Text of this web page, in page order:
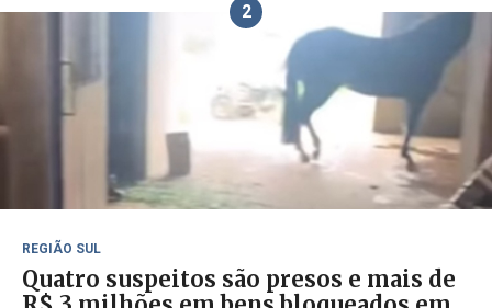
2
REGIÃO SUL
Quatro suspeitos são presos e mais de